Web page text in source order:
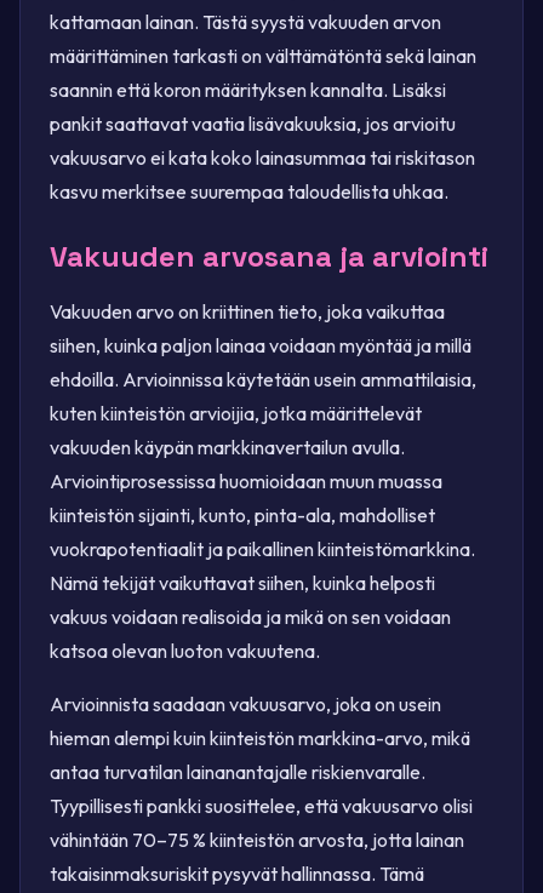
kattamaan lainan. Tästä syystä vakuuden arvon
määrittäminen tarkasti on välttämätöntä sekä lainan
saannin että koron määrityksen kannalta. Lisäksi
pankit saattavat vaatia lisävakuuksia, jos arvioitu
vakuusarvo ei kata koko lainasummaa tai riskitason
kasvu merkitsee suurempaa taloudellista uhkaa.
Vakuuden arvosana ja arviointi
Vakuuden arvo on kriittinen tieto, joka vaikuttaa
siihen, kuinka paljon lainaa voidaan myöntää ja millä
ehdoilla. Arvioinnissa käytetään usein ammattilaisia,
kuten kiinteistön arvioijia, jotka määrittelevät
vakuuden käypän markkinavertailun avulla.
Arviointiprosessissa huomioidaan muun muassa
kiinteistön sijainti, kunto, pinta-ala, mahdolliset
vuokrapotentiaalit ja paikallinen kiinteistömarkkina.
Nämä tekijät vaikuttavat siihen, kuinka helposti
vakuus voidaan realisoida ja mikä on sen voidaan
katsoa olevan luoton vakuutena.
Arvioinnista saadaan vakuusarvo, joka on usein
hieman alempi kuin kiinteistön markkina-arvo, mikä
antaa turvatilan lainanantajalle riskienvaralle.
Tyypillisesti pankki suosittelee, että vakuusarvo olisi
vähintään 70–75 % kiinteistön arvosta, jotta lainan
takaisinmaksuriskit pysyvät hallinnassa. Tämä